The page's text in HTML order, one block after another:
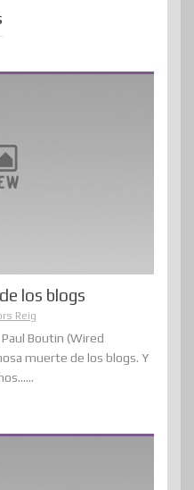
los blogs
Reig
Boutin (Wired
muerte de los blogs. Y